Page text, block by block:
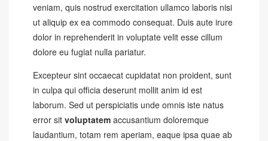
veniam, quis nostrud exercitation ullamco laboris nisi
ut aliquip ex ea commodo consequat. Duis aute irure
dolor in reprehenderit in voluptate velit esse cillum
dolore eu fugiat nulla pariatur.
Excepteur sint occaecat cupidatat non proident, sunt
in culpa qui officia deserunt mollit anim id est
laborum. Sed ut perspiciatis unde omnis iste natus
error sit voluptatem accusantium doloremque
laudantium, totam rem aperiam, eaque ipsa quae ab